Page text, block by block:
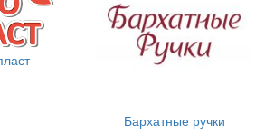
Бархатные ручки